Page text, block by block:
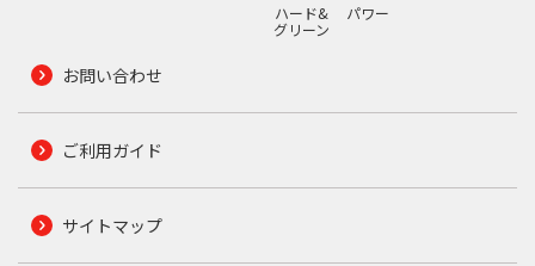
ハード&
グリーン
パワー
お問い合わせ
ご利用ガイド
サイトマップ